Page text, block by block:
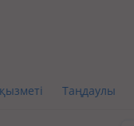
Таңдаулы